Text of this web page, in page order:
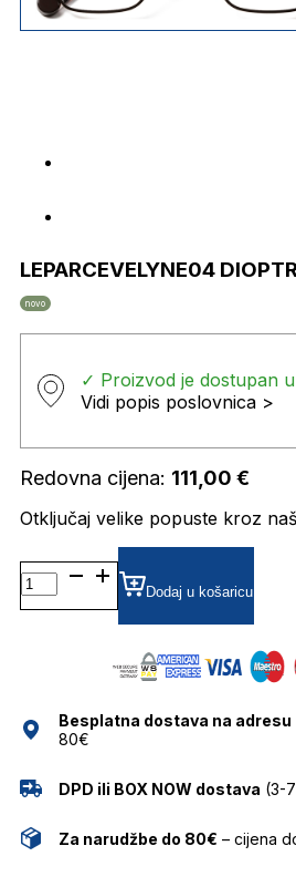
LEPARCEVELYNE04
novo
✓ Proizvod je dostupan
Vidi popis poslovnica >
Redovna cijena: 111,00 €
Otključaj velike popuste kroz
LEPARCEVELYNE04
OKVIRI
LE
Dodaj u košaricu
Besplatna dostava na adresu
80€
DPD ili BOX NOW dostava (3-
Za narudžbe do 80€ – cijena